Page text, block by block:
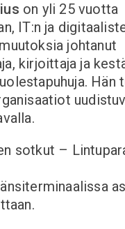
on yli 25 vuotta
IT:n ja
johtanut
kirjoittaja ja
Hän
sotkut –